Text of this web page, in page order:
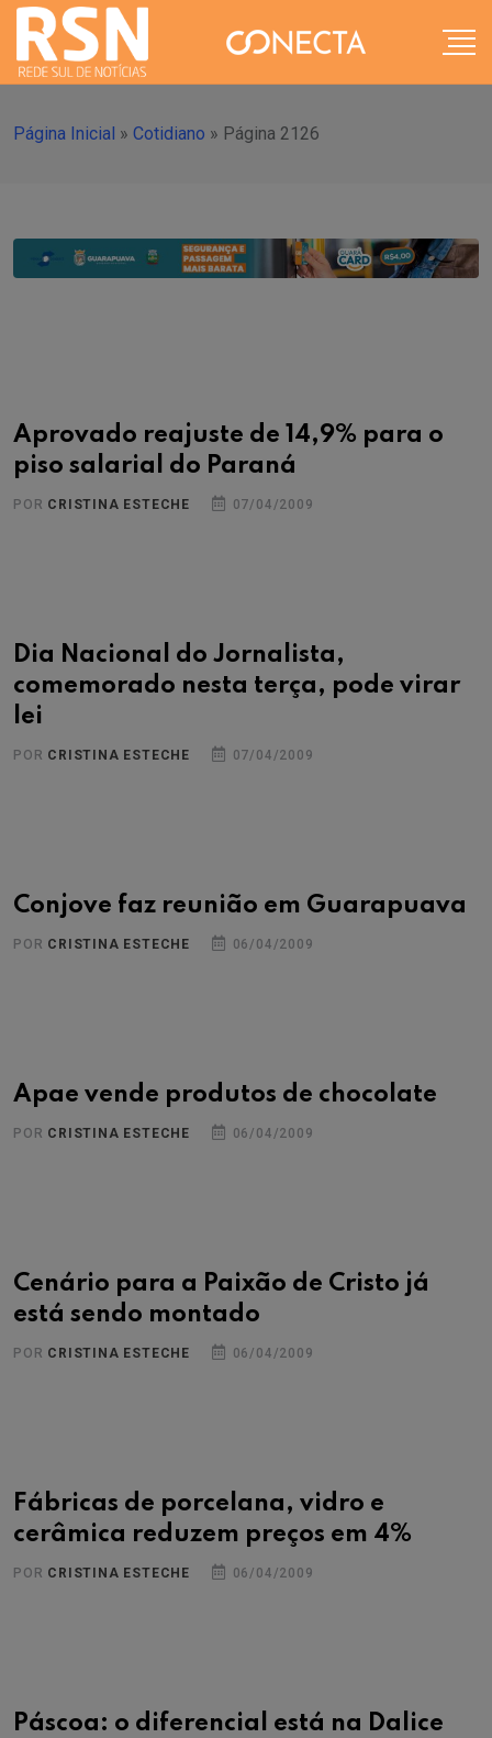
Página Inicial » Cotidiano » Página 2126
Aprovado reajuste de 14,9% para o
piso salarial do Paraná
POR CRISTINA ESTECHE 07/04/2009
Dia Nacional do Jornalista,
comemorado nesta terça, pode virar
lei
POR CRISTINA ESTECHE 07/04/2009
Conjove faz reunião em Guarapuava
POR CRISTINA ESTECHE 06/04/2009
Apae vende produtos de chocolate
POR CRISTINA ESTECHE 06/04/2009
Cenário para a Paixão de Cristo já
está sendo montado
POR CRISTINA ESTECHE 06/04/2009
Fábricas de porcelana, vidro e
cerâmica reduzem preços em 4%
POR CRISTINA ESTECHE 06/04/2009
Páscoa: o diferencial está na Dalice